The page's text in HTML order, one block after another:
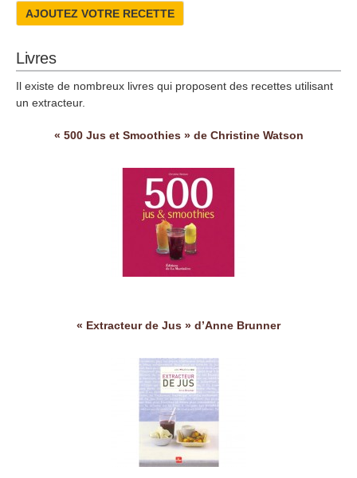
AJOUTEZ VOTRE RECETTE
Livres
Il existe de nombreux livres qui proposent des recettes utilisant
un extracteur.
« 500 Jus et Smoothies » de Christine Watson
« Extracteur de Jus » d’Anne Brunner